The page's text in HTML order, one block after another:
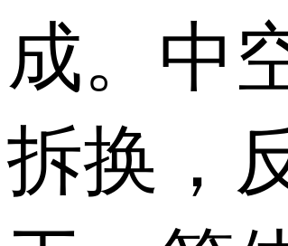
成。中
拆换，